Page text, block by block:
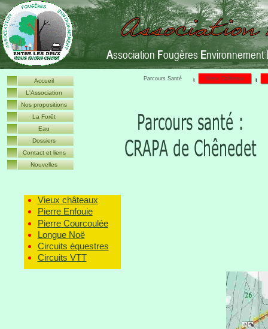
AssociationFougères Environnement
Accueil
L'Association
Nos propositions
La Forêt
Eau
Dossiers
Contact et liens
Nouvelles
Vieux châteaux
Pierre Enfouie
Pierre Courcoulée
Longue Noë
Circuits équestres
Circuits VTT
Parcours Santé Vieux Châteaux